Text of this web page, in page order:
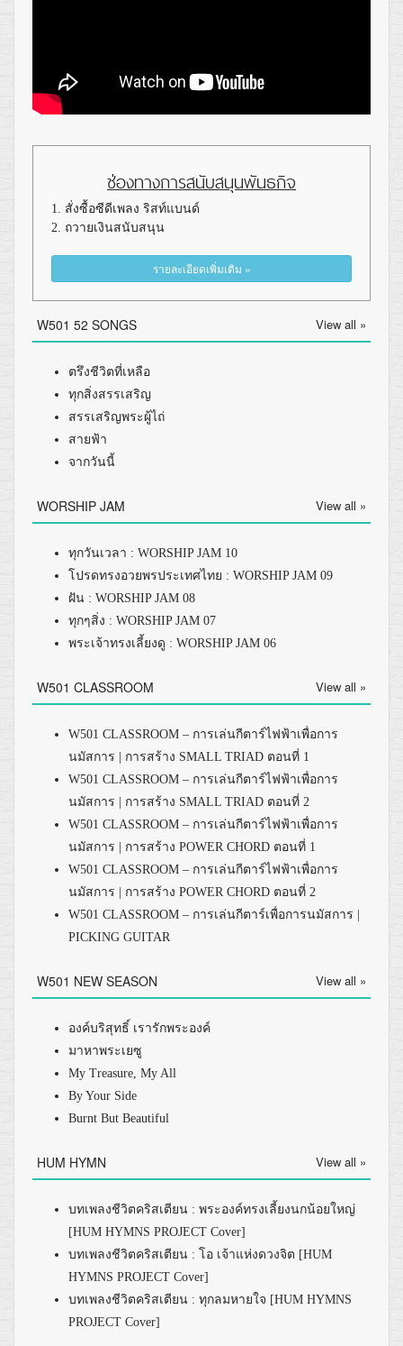
ช่องทางการสนับสนุนพันธกิจ
1. สั่งซื้อซีดีเพลง ริสท์แบนด์
2. ถวายเงินสนับสนุน
รายละเอียดเพิ่มเติม »
W501 52 SONGS View all »
ตรึงชีวิตที่เหลือ
ทุกสิ่งสรรเสริญ
สรรเสริญพระผู้ไถ่
สายฟ้า
จากวันนี้
WORSHIP JAM View all »
ทุกวันเวลา : WORSHIP JAM 10
โปรดทรงอวยพรประเทศไทย : WORSHIP JAM 09
ฝัน : WORSHIP JAM 08
ทุกๆสิ่ง : WORSHIP JAM 07
พระเจ้าทรงเลี้ยงดู : WORSHIP JAM 06
W501 CLASSROOM View all »
W501 CLASSROOM – การเล่นกีตาร์ไฟฟ้าเพื่อการ
นมัสการ | การสร้าง SMALL TRIAD ตอนที่ 1
W501 CLASSROOM – การเล่นกีตาร์ไฟฟ้าเพื่อการ
นมัสการ | การสร้าง SMALL TRIAD ตอนที่ 2
W501 CLASSROOM – การเล่นกีตาร์ไฟฟ้าเพื่อการ
นมัสการ | การสร้าง POWER CHORD ตอนที่ 1
W501 CLASSROOM – การเล่นกีตาร์ไฟฟ้าเพื่อการ
นมัสการ | การสร้าง POWER CHORD ตอนที่ 2
W501 CLASSROOM – การเล่นกีตาร์เพื่อการนมัสการ |
PICKING GUITAR
W501 NEW SEASON View all »
องค์บริสุทธิ์ เรารักพระองค์
มาหาพระเยซู
My Treasure, My All
By Your Side
Burnt But Beautiful
HUM HYMN View all »
บทเพลงชีวิตคริสเตียน : พระองค์ทรงเลี้ยงนกน้อยใหญ่
[HUM HYMNS PROJECT Cover]
บทเพลงชีวิตคริสเตียน : โอ เจ้าแห่งดวงจิต [HUM
HYMNS PROJECT Cover]
บทเพลงชีวิตคริสเตียน : ทุกลมหายใจ [HUM HYMNS
PROJECT Cover]